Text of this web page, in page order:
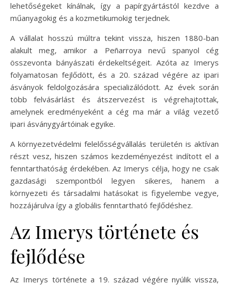
lehetőségeket kínálnak, így a papírgyártástól kezdve a
műanyagokig és a kozmetikumokig terjednek.
A vállalat hosszú múltra tekint vissza, hiszen 1880-ban
alakult meg, amikor a Peñarroya nevű spanyol cég
összevonta bányászati érdekeltségeit. Azóta az Imerys
folyamatosan fejlődött, és a 20. század végére az ipari
ásványok feldolgozására specializálódott. Az évek során
több felvásárlást és átszervezést is végrehajtottak,
amelynek eredményeként a cég ma már a világ vezető
ipari ásványgyártóinak egyike.
A környezetvédelmi felelősségvállalás területén is aktívan
részt vesz, hiszen számos kezdeményezést indított el a
fenntarthatóság érdekében. Az Imerys célja, hogy ne csak
gazdasági szempontból legyen sikeres, hanem a
környezeti és társadalmi hatásokat is figyelembe vegye,
hozzájárulva így a globális fenntartható fejlődéshez.
Az Imerys története és
fejlődése
Az Imerys története a 19. század végére nyúlik vissza,